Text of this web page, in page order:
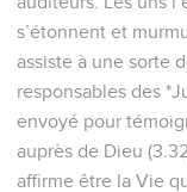
s’étonnent et
assiste à une sorte
responsables des
envoyé pour
auprès de Dieu
affirme être la Vie